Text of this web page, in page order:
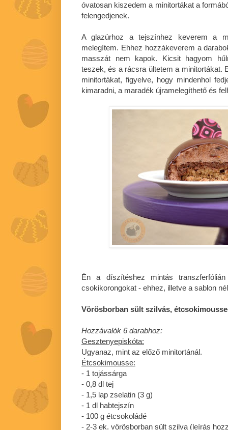
óvatosan kiszedem a minitortákat a
felengedjenek.
A glazúrhoz a tejszínhez keverem a
melegítem. Ehhez hozzákeverem a
masszát nem kapok. Kicsit hagyom
teszek, és a rácsra ültetem a minitortákat.
minitortákat, figyelve, hogy mindenhol
kimaradni, a maradék újramelegíthető és
Én a díszítéshez mintás
csokikorongokat - ehhez, illetve a sablon
Vörösborban sült szilvás,
Hozzávalók 6 darabhoz:
Gesztenyepiskóta:
Ugyanaz, mint az előző minitortánál.
Étcsokimousse:
- 1 tojássárga
- 0,8 dl tej
- 1,5 lap zselatin (3 g)
- 1 dl habtejszín
- 100 g étcsokoládé
- 2-3 ek. vörösborban sült szilva (leírás